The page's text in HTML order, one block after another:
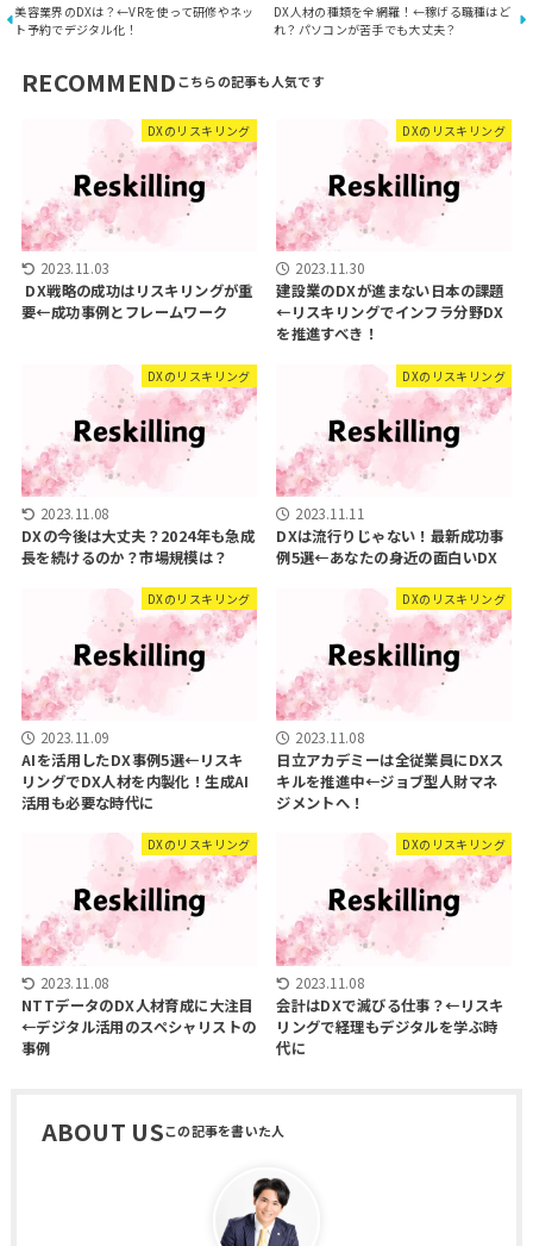
美容業界のDXは？←VRを使って研修やネッ
ト予約でデジタル化！
DX人材の種類を全網羅！←稼げる職種はど
れ？パソコンが苦手でも大丈夫？
RECOMMEND
DXのリスキリング
2023.11.03
DX戦略の成功はリスキリングが重
要←成功事例とフレームワーク
DXのリスキリング
2023.11.30
建設業のDXが進まない日本の課題
←リスキリングでインフラ分野DX
を推進すべき！
DXのリスキリング
2023.11.08
DXの今後は大丈夫？2024年も急成
長を続けるのか？市場規模は？
DXのリスキリング
2023.11.11
DXは流行りじゃない！最新成功事
例5選←あなたの身近の面白いDX
DXのリスキリング
2023.11.09
AIを活用したDX事例5選←リスキ
リングでDX人材を内製化！生成AI
活用も必要な時代に
DXのリスキリング
2023.11.08
日立アカデミーは全従業員にDXス
キルを推進中←ジョブ型人財マネ
ジメントへ！
DXのリスキリング
2023.11.08
NTTデータのDX人材育成に大注目
←デジタル活用のスペシャリストの
事例
DXのリスキリング
2023.11.08
会計はDXで滅びる仕事？←リスキ
リングで経理もデジタルを学ぶ時
代に
ABOUT US